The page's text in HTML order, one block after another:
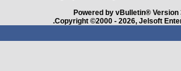
Powered by vBulletin® Version
Copyright ©2000 - 2026, Jelsoft